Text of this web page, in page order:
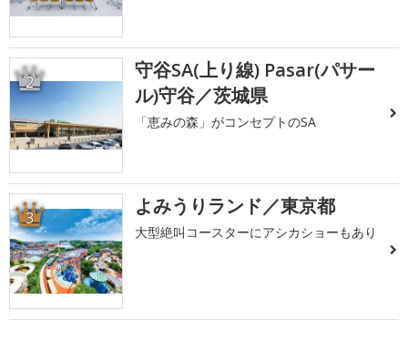
2
守谷SA(上り線) Pasar(パサー
ル)守谷／茨城県
「恵みの森」がコンセプトのSA
3 よみうりランド／東京都
大型絶叫コースターにアシカショーもあり